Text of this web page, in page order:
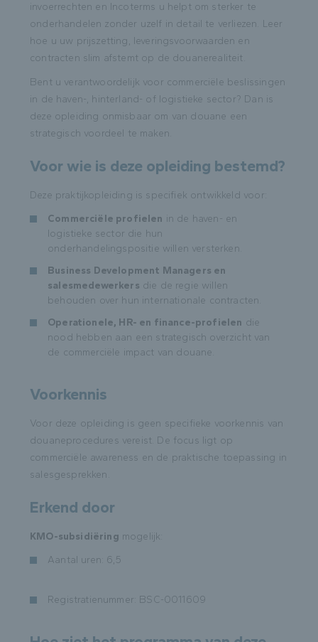
invoerrechten en Incoterms u helpt om sterker te
onderhandelen zonder uzelf in detail te verliezen. Leer
hoe u uw prijszetting, leveringsvoorwaarden en
contracten slim afstemt op de douanerealiteit.
Bent u verantwoordelijk voor commerciële beslissingen
in de haven-, hinterland- of logistieke sector? Dan is
deze opleiding onmisbaar om van douane een
strategisch voordeel te maken.
Voor wie is deze opleiding bestemd?
Deze praktijkopleiding is specifiek ontwikkeld voor:
Commerciële profielen in de haven- en
logistieke sector die hun
onderhandelingspositie willen versterken.
Business Development Managers en
salesmedewerkers die de regie willen
behouden over hun internationale contracten.
Operationele, HR- en finance-profielen die
nood hebben aan een strategisch overzicht van
de commerciële impact van douane.
Voorkennis
Voor deze opleiding is geen specifieke voorkennis van
douaneprocedures vereist. De focus ligt op
commerciële awareness en de praktische toepassing in
salesgesprekken.
Erkend door
KMO-subsidiëring mogelijk:
Aantal uren: 6,5
Registratienummer: BSC-0011609